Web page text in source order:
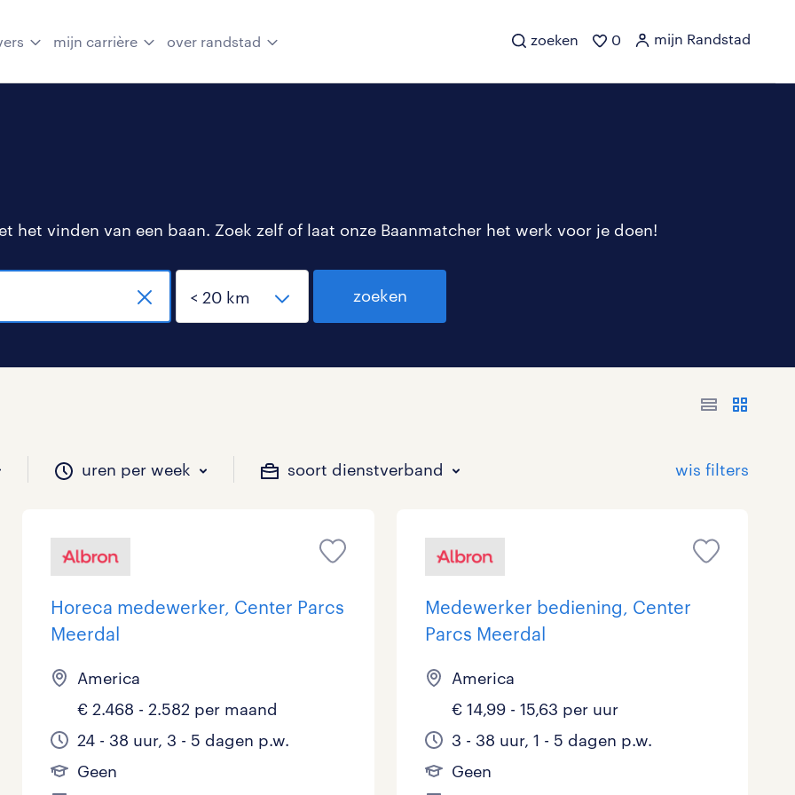
mijn carrière over randstad zoeken 0 mijn Randstad
het vinden van een baan. Zoek zelf of laat onze Baanmatcher het werk voor je doen!
zoeken
uren per week soort dienstverband
je werken?
Financieel 0 Horeca / Catering 4
Industrieel / Productie Juridisch 0
Master 0 Ondersteunend onderwijs 0
WO 0
je werken?
zou jij willen?
Horeca medewerker, Center Parcs
Meerdal
America
€ 2.468 - 2.582 per maand
24 - 38 uur, 3 - 5 dagen p.w.
Geen
Medewerker bediening, Center
Parcs Meerdal
America
€ 14,99 - 15,63 per uur
3 - 38 uur, 1 - 5 dagen p.w.
Geen